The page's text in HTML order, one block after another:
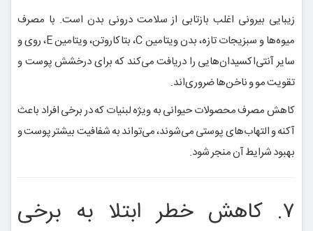
زیبایی بیرونی اغلب بازتابی از سلامت درونی بدن است. با مصرف
میوه‌ها و سبزیجات تازه، بدن ویتامین C، بتاکاروتن، ویتامین E، روی و
سایر آنتی‌اکسیدان‌هایی را دریافت می‌کند که برای درخشش پوست و
تقویت مو و ناخن‌ها ضروری‌اند.
کاهش مصرف محصولات حیوانی به ویژه لبنیات که در برخی افراد باعث
آکنه و التهاب‌های پوستی می‌شوند، می‌تواند به شفافیت بیشتر پوست و
بهبود شرایط آن منجر شود.
۷. کاهش خطر ابتلا به برخی